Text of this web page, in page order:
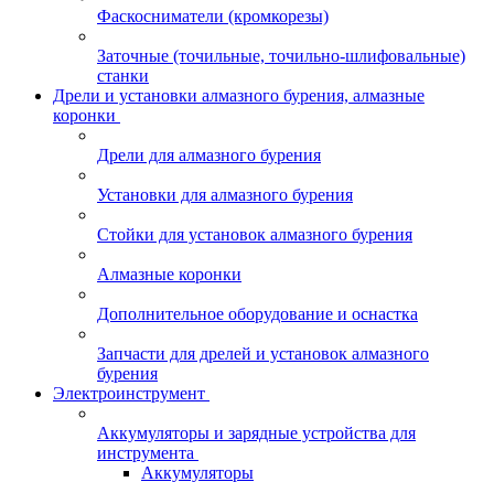
Фаскосниматели (кромкорезы)
Заточные (точильные, точильно-шлифовальные)
станки
Дрели и установки алмазного бурения, алмазные
коронки
Дрели для алмазного бурения
Установки для алмазного бурения
Стойки для установок алмазного бурения
Алмазные коронки
Дополнительное оборудование и оснастка
Запчасти для дрелей и установок алмазного
бурения
Электроинструмент
Аккумуляторы и зарядные устройства для
инструмента
Аккумуляторы